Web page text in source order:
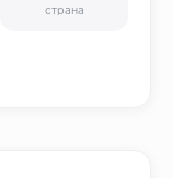
страна